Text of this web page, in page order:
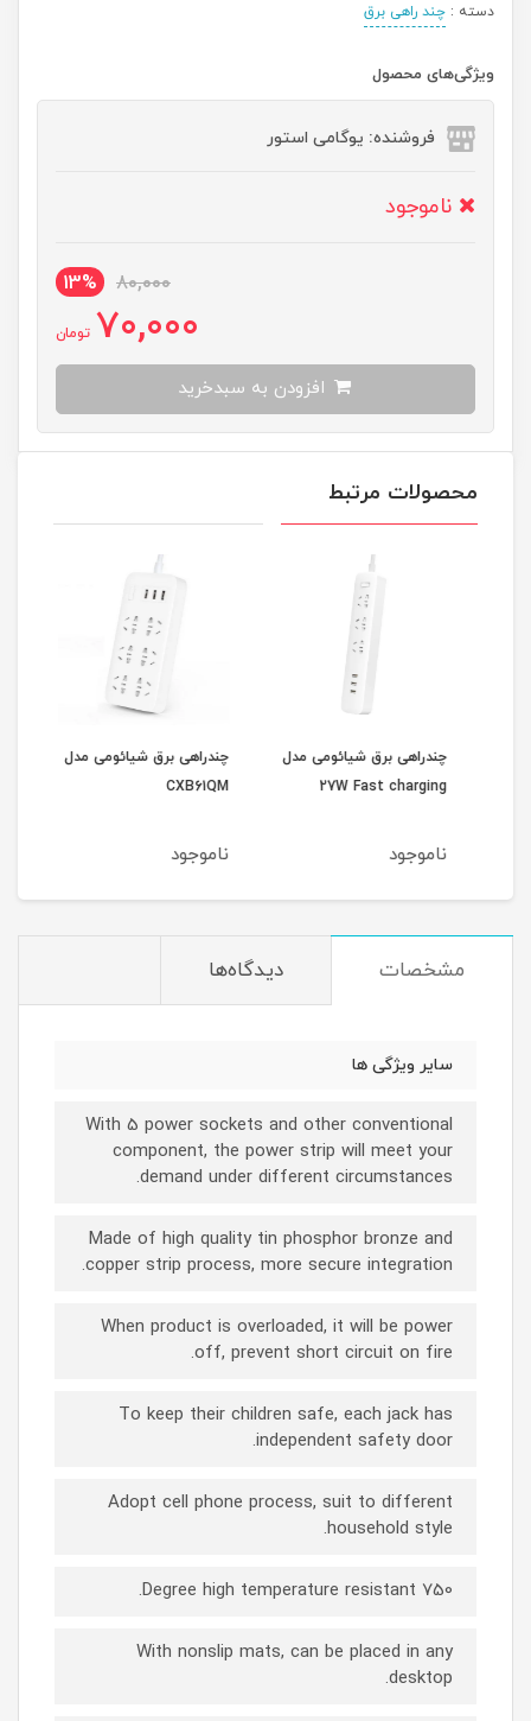
دسته : چند راهی برق
ویژگی‌های محصول
فروشنده: یوگامی استور
ناموجود
80,000
13%
70,000 تومان
محصولات مرتبط
چندراهی برق شیائومی مدل
27W Fast charging
ناموجود
چندراهی برق شیائومی مدل
CXB61QM
ناموجود
مشخصات دیدگاه‌ها
سایر ویژگی ها
With 5 power sockets and other conventional
component, the power strip will meet your
demand under different circumstances.
Made of high quality tin phosphor bronze and
copper strip process, more secure integration.
When product is overloaded, it will be power
off, prevent short circuit on fire.
To keep their children safe, each jack has
independent safety door.
Adopt cell phone process, suit to different
household style.
750 Degree high temperature resistant.
With nonslip mats, can be placed in any
desktop.